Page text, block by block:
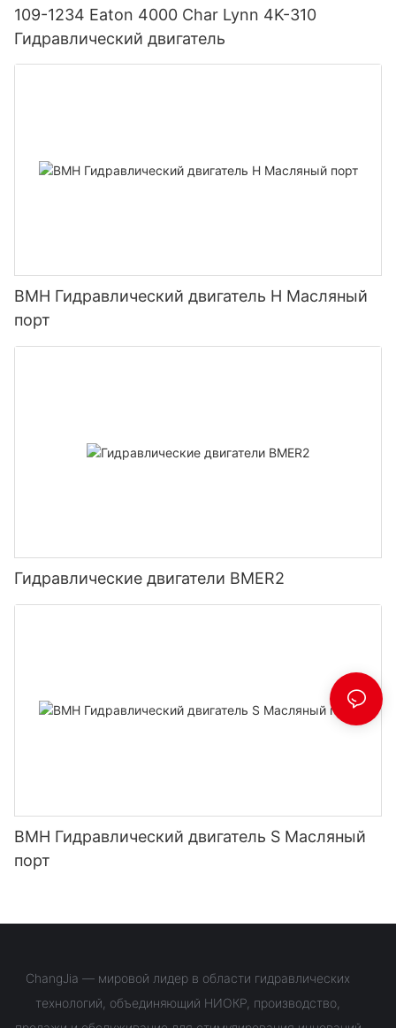
109-1234 Eaton 4000 Char Lynn 4K-310
Гидравлический двигатель
BMH Гидравлический двигатель H Масляный
порт
Гидравлические двигатели BMER2
BMH Гидравлический двигатель S Масляный
порт
ChangJia — мировой лидер в области гидравлических
технологий, объединяющий НИОКР, производство,